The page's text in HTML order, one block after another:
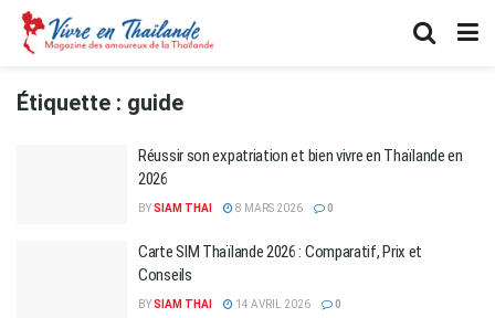
Étiquette : guide
Réussir son expatriation et bien vivre en Thaïlande en
2026
BYSIAM THAI 8 MARS 2026 0
Carte SIM Thaïlande 2026 : Comparatif, Prix et
Conseils
BYSIAM THAI 14 AVRIL 2026 0